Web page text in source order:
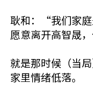
耿和：“我们家
愿意离开高智晟
就是那时候（当
家里情绪低落。